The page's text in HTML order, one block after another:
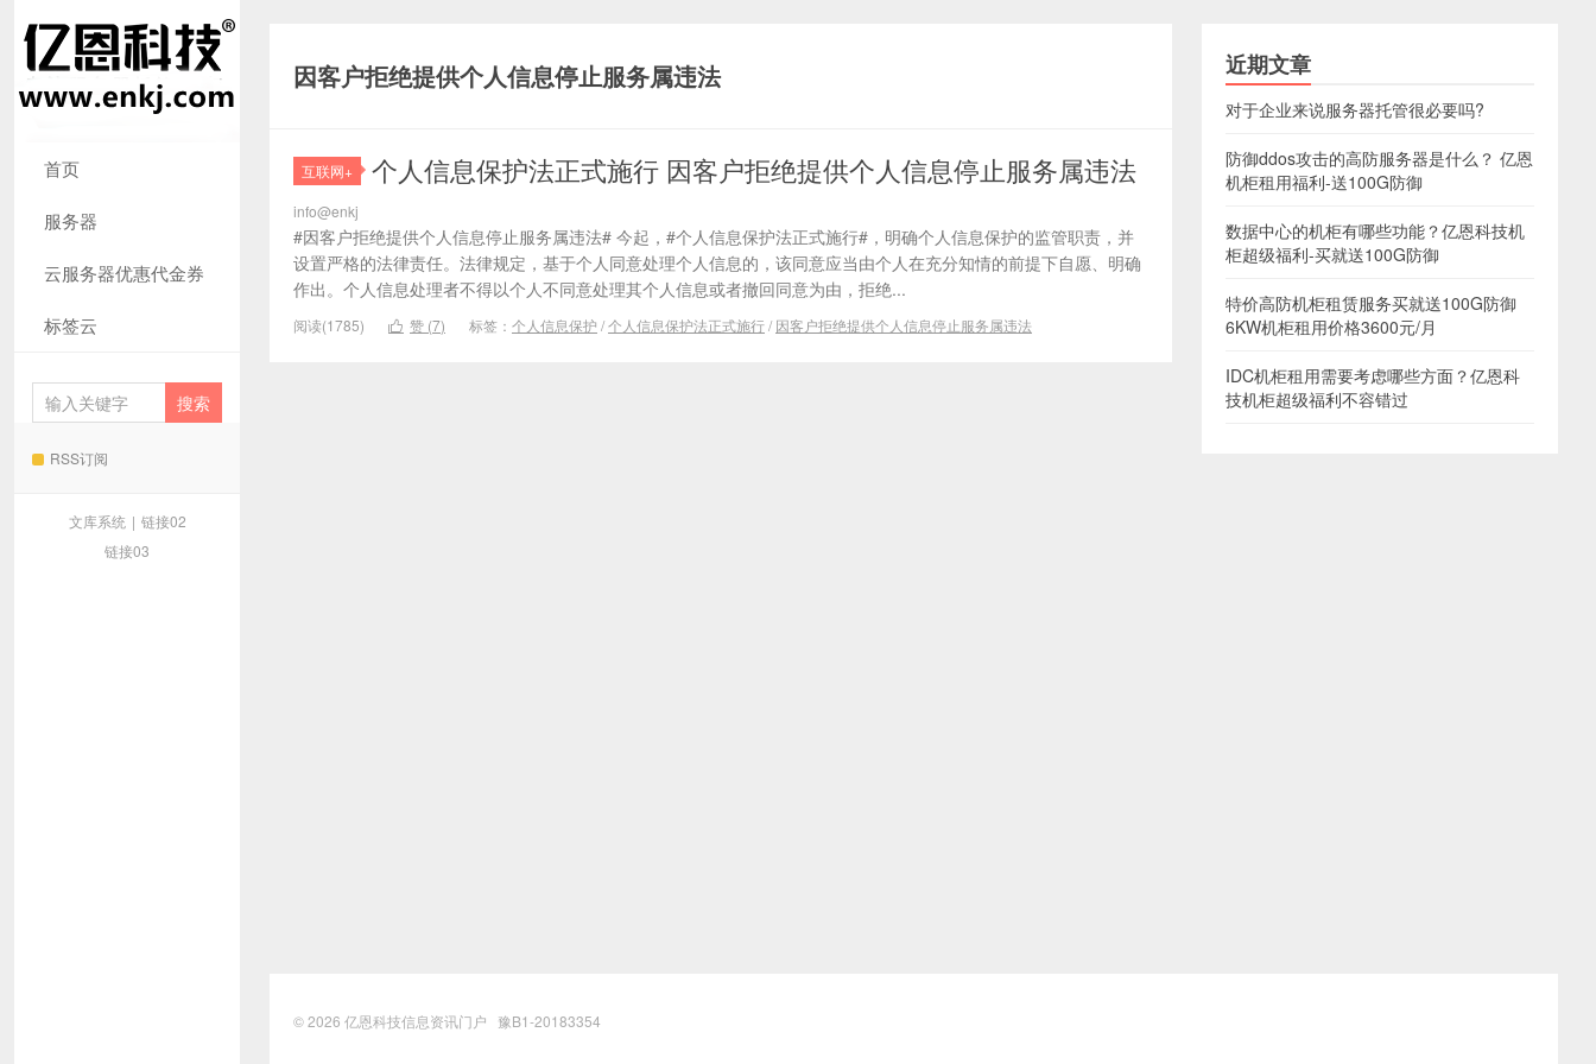
首页
服务器
云服务器优惠代金券
标签云
RSS订阅
文库系统 | 链接02
链接03
因客户拒绝提供个人信息停止服务属违法
互联网+ 个人信息保护法正式施行 因客户拒绝提供个人信息停止服务属违法
info@enkj
#因客户拒绝提供个人信息停止服务属违法# 今起，#个人信息保护法正式施行#，明确个人信息保护的监管职责，并
设置严格的法律责任。法律规定，基于个人同意处理个人信息的，该同意应当由个人在充分知情的前提下自愿、明确
作出。个人信息处理者不得以个人不同意处理其个人信息或者撤回同意为由，拒绝...
阅读(1785)  赞 (7) 标签： 个人信息保护 /个人信息保护法正式施行/ 因客户拒绝提供个人信息停止服务属违法
近期文章
对于企业来说服务器托管很必要吗?
防御ddos攻击的高防服务器是什么？ 亿恩
机柜租用福利-送100G防御
数据中心的机柜有哪些功能？亿恩科技机
柜超级福利-买就送100G防御
特价高防机柜租赁服务买就送100G防御
6KW机柜租用价格3600元/月
IDC机柜租用需要考虑哪些方面？亿恩科
技机柜超级福利不容错过
© 2026 亿恩科技信息资讯门户 豫B1-20183354